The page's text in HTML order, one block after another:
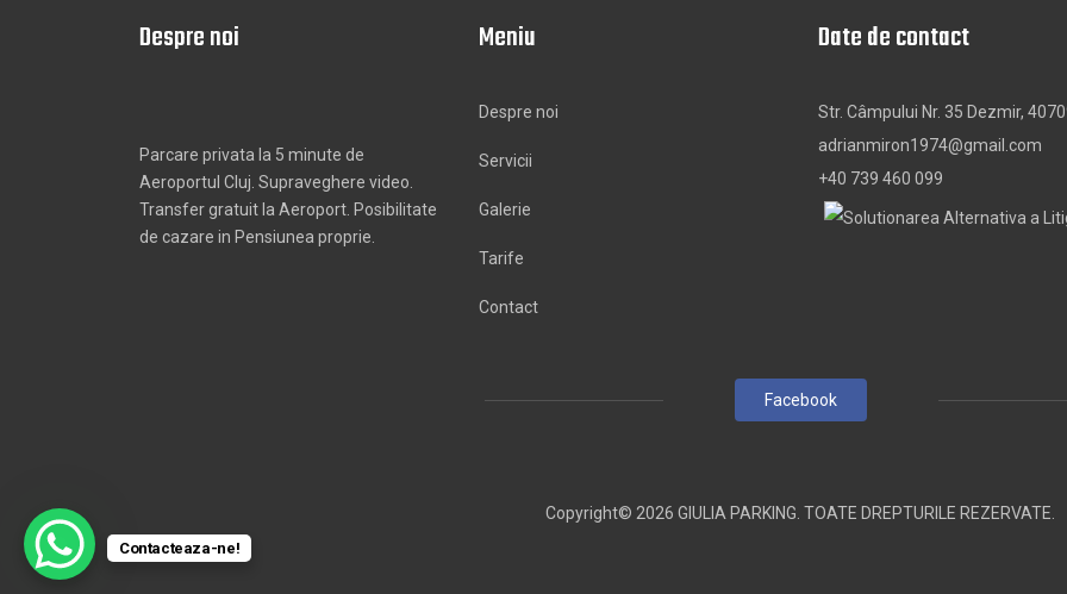
Despre noi
Parcare privata la 5 minute de
Aeroportul Cluj. Supraveghere video.
Transfer gratuit la Aeroport. Posibilitate
de cazare in Pensiunea proprie.
Meniu
Despre noi
Servicii
Galerie
Tarife
Contact
Date de contact
Str. Câmpului Nr. 35 Dezmir,
adrianmiron1974@gmail.com
+40 739 460 099
Facebook
Copyright© 2026 GIULIA PARKING. TOATE DREPTURILE REZERVATE.
Contacteaza-ne!